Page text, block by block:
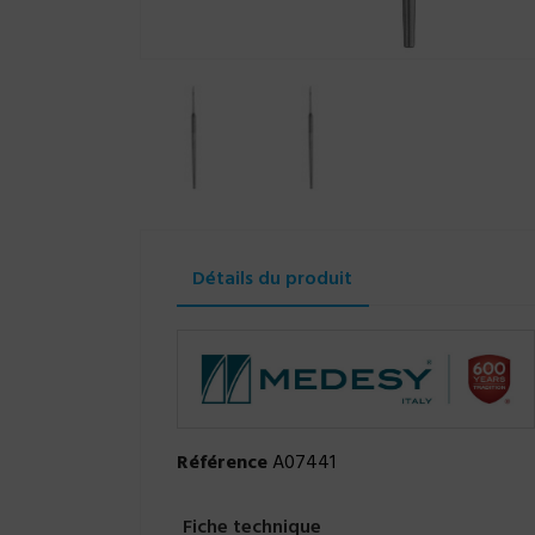
Détails du produit
RéférenceA07441
Fiche technique